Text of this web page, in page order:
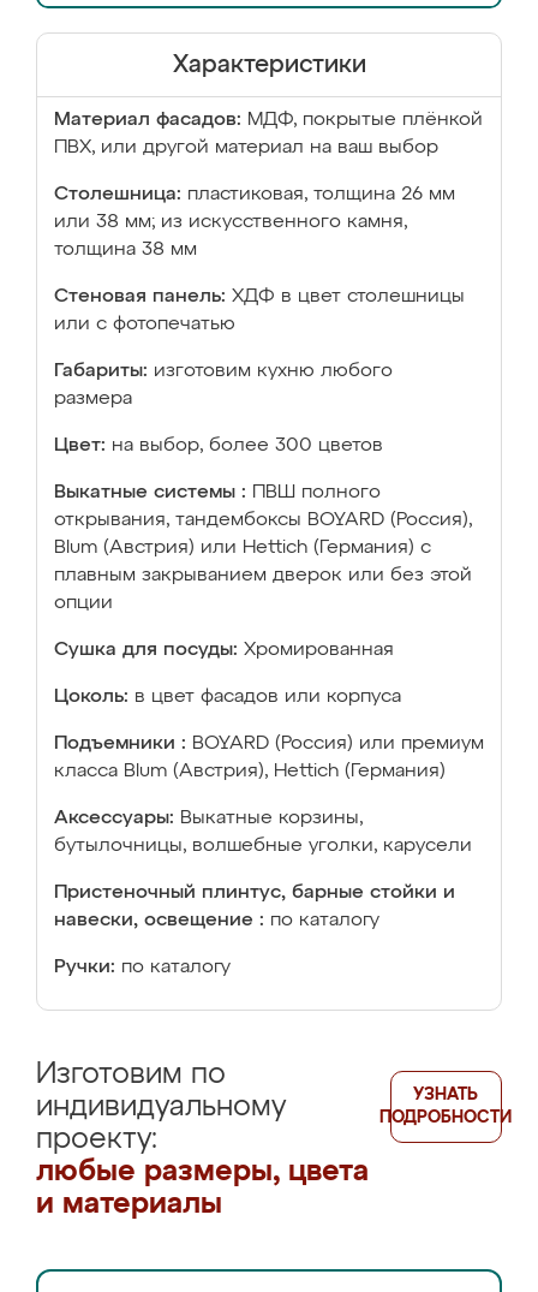
Характеристики
Материал фасадов: МДФ, покрытые плёнкой
ПВХ, или другой материал на ваш выбор
Столешница: пластиковая, толщина 26 мм
или 38 мм; из искусственного камня,
толщина 38 мм
Стеновая панель: ХДФ в цвет столешницы
или с фотопечатью
Габариты: изготовим кухню любого
размера
Цвет: на выбор, более 300 цветов
Выкатные системы :
ПВШ полного
открывания, тандембоксы BOYARD (Россия),
Blum (Австрия) или Hettich (Германия) с
плавным закрыванием дверок или без этой
опции
Сушка для посуды: Хромированная
Цоколь: в цвет фасадов или корпуса
Подъемники : BOYARD (Россия) или премиум
класса Blum (Австрия), Hettich (Германия)
Аксессуары: Выкатные корзины,
бутылочницы, волшебные уголки, карусели
Пристеночный плинтус, барные стойки и
навески, освещение : по каталогу
Ручки: по каталогу
Изготовим по
индивидуальному
проекту:
любые размеры, цвета
и материалы
УЗНАТЬ
ПОДРОБНОСТИ